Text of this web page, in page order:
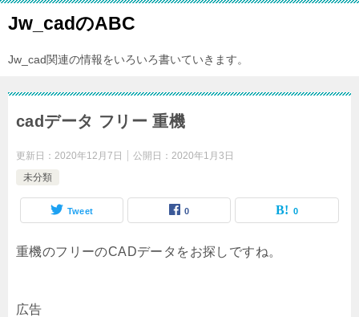
Jw_cadのABC
Jw_cad関連の情報をいろいろ書いていきます。
cadデータ フリー 重機
更新日： 2020年12月7日 公開日： 2020年1月3日
未分類
Tweet 0 0
重機のフリーのCADデータをお探しですね。
広告